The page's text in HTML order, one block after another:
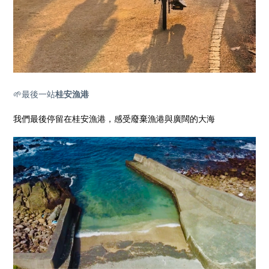
🌱最後一站桂安漁港
我們最後停留在桂安漁港，感受廢棄漁港與廣闊的大海